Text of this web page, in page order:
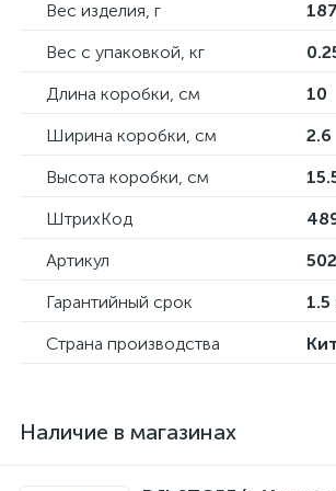
Вес изделия, г
187
Вес с упаковкой, кг
Длина коробки, см
10
Ширина коробки, см
2.6
Высота коробки, см
ШтрихКод
Артикул
Гарантийный срок
1.5
Страна производства
Наличие в магазинах